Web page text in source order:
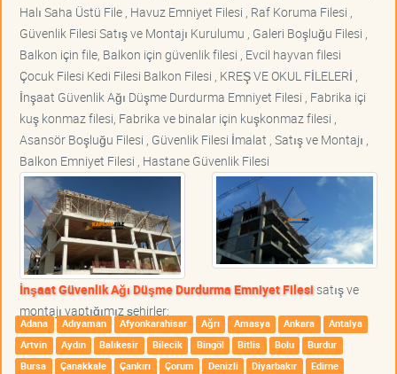
Halı Saha Üstü File , Havuz Emniyet Filesi , Raf Koruma Filesi ,
Güvenlik Filesi Satış ve Montajı Kurulumu , Galeri Boşluğu Filesi ,
Balkon için file, Balkon için güvenlik filesi , Evcil hayvan filesi
Çocuk Filesi Kedi Filesi Balkon Filesi , KREŞ VE OKUL FİLELERİ ,
İnşaat Güvenlik Ağı Düşme Durdurma Emniyet Filesi , Fabrika içi
kuş konmaz filesi, Fabrika ve binalar için kuşkonmaz filesi ,
Asansör Boşluğu Filesi , Güvenlik Filesi İmalat , Satış ve Montajı ,
Balkon Emniyet Filesi , Hastane Güvenlik Filesi
İnşaat Güvenlik Ağı Düşme Durdurma Emniyet Filesisatış ve
montajı yaptığımız şehirler;
Adana Adıyaman Afyonkarahisar Ağrı Amasya Ankara
Antalya
Artvin
Aydın Balıkesir Bilecik Bingöl Bitlis Bolu
Burdur
Bursa
Çanakkale Çankırı Çorum Denizli Diyarbakır
Edirne